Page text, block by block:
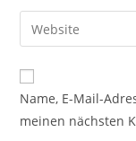
zum
Kommentieren
ein
E-
Mail-
zum
Kommentieren
ein
Gib
deine
Website-
URL
Name, E-Mail-
meinen nächsten